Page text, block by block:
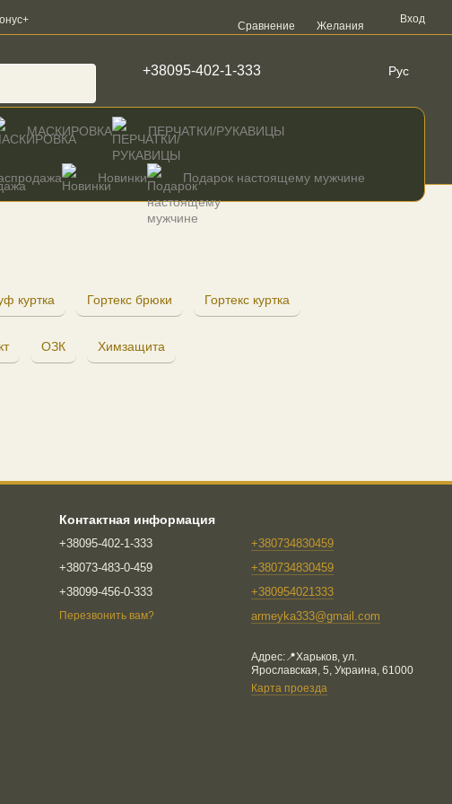
Сравнение Желания
Вход
+38095-402-1-333 Рус
МАСКИРОВКА ПЕРЧАТКИ/РУКАВИЦЫ
Новинки Подарок настоящему мужчине
куртка Гортекс брюки Гортекс куртка
ОЗК Химзащита
Контактная информация
+38095-402-1-333
+38073-483-0-459
+38099-456-0-333
Перезвонить вам?
+380734830459
+380734830459
+380954021333
armeyka333@gmail.com
Адрес:📍Харьков, ул.
Ярославская, 5, Украина, 61000
Карта проезда